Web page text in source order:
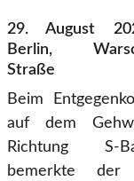
29. August
Berlin,
Straße
Beim
auf dem
Richtung S-
bemerkte der